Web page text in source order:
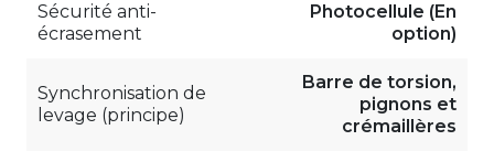
Sécurité anti-
écrasement
Photocellule (En
option)
Synchronisation de
levage (principe)
Barre de torsion,
pignons et
crémaillères